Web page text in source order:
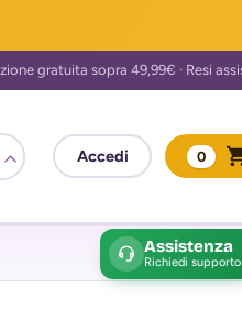
0
Assistenza
Richiedi supporto